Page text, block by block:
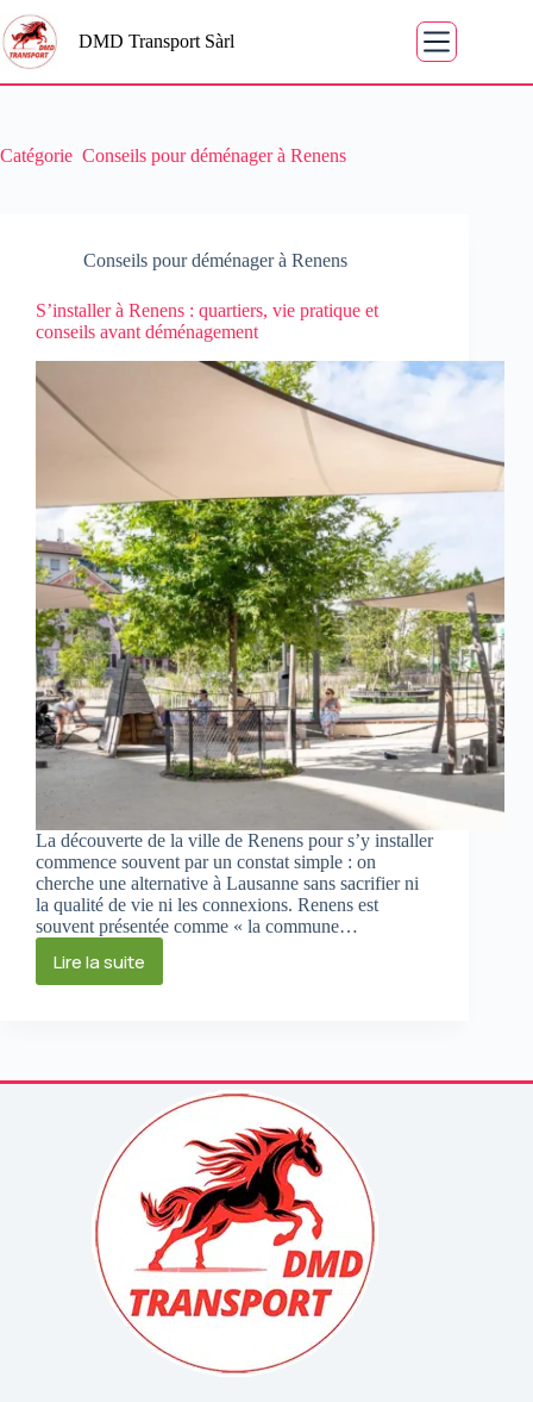
DMD Transport Sàrl
Catégorie Conseils pour déménager à Renens
Conseils pour déménager à Renens
S’installer à Renens : quartiers, vie pratique et
conseils avant déménagement
La découverte de la ville de Renens pour s’y installer
commence souvent par un constat simple : on
cherche une alternative à Lausanne sans sacrifier ni
la qualité de vie ni les connexions. Renens est
souvent présentée comme « la commune…
Lire la suite